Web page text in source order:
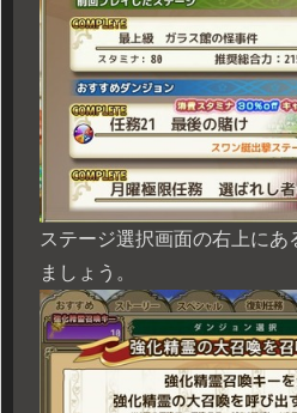
ステージ選択画面の右上にあ
ましょう。